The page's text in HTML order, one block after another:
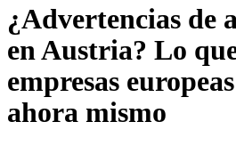
¿Advertencias de
en Austria? Lo
empresas
ahora mismo